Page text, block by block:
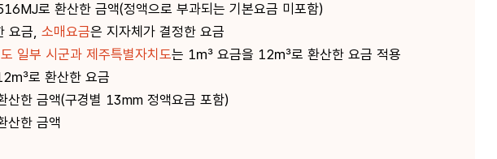
로 환산한 금액(정액으로 부과되는 기본요금 미포함)
요금, 소매요금은 지자체가 결정한 요금
일부 시군과 제주특별자치도는 1㎥ 요금을 12㎥로 환산한 요금 적용
㎥로 환산한 요금
한 금액(구경별 13mm 정액요금 포함)
산한 금액